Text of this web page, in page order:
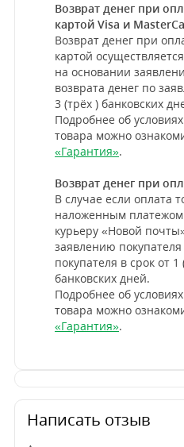
Возврат денег при
картой Visa и
Возврат денег при
картой
на основании
возврата денег по
3 (трёх ) банковских
Подробнее об
товара можно
«Гарантия».
Возврат денег при
В случае если оплата
наложенным
курьеру «Новой
заявлению
покупателя в срок от 1
банковских дней.
Подробнее об
товара можно
«Гарантия».
Написать отзыв